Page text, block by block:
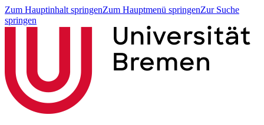
Zum Hauptinhalt springenZum Hauptmenü springenZur Suche
springen